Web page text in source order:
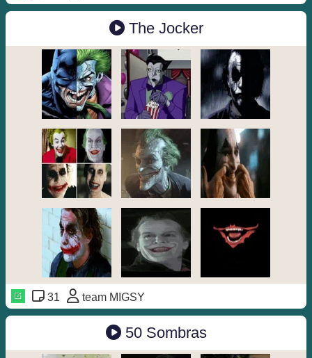
The Jocker
31 team MIGSY
50 Sombras